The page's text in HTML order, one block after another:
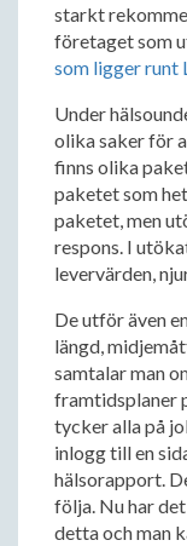
starkt
företaget som
som ligger runt
Under
olika saker för
finns olika
paketet som
paketet, men
respons. I
levervärden,
De utför även
längd,
samtalar man
framtidsplaner
tycker alla på
inlogg till en
hälsorapport.
följa. Nu har
detta och man